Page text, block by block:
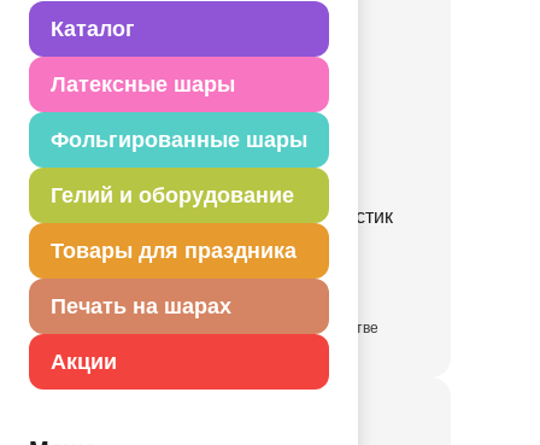
Каталог
Латексные шары
Фольгированные шары
Гелий и оборудование
Товары для праздника
Печать на шарах
Акции
Запайщик (200 мм) пластик
1307-0300
в достаточном количестве